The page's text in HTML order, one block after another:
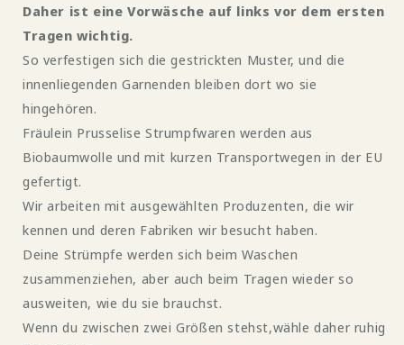
Daher ist eine Vorwäsche auf links vor dem ersten
Tragen wichtig.
So verfestigen sich die gestrickten Muster, und die
innenliegenden Garnenden bleiben dort wo sie
hingehören.
Fräulein Prusselise Strumpfwaren werden aus
Biobaumwolle und mit kurzen Transportwegen in der EU
gefertigt.
Wir arbeiten mit ausgewählten Produzenten, die wir
kennen und deren Fabriken wir besucht haben.
Deine Strümpfe werden sich beim Waschen
zusammenziehen, aber auch beim Tragen wieder so
ausweiten, wie du sie brauchst.
Wenn du zwischen zwei Größen stehst,wähle daher ruhig